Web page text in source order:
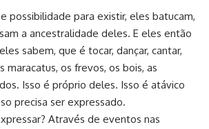
possibilidade para existir, eles batucam,
a ancestralidade deles. E eles então
sabem, que é tocar, dançar, cantar,
maracatus, os frevos, os bois, as
Isso é próprio deles. Isso é atávico
precisa ser expressado.
Através de eventos nas